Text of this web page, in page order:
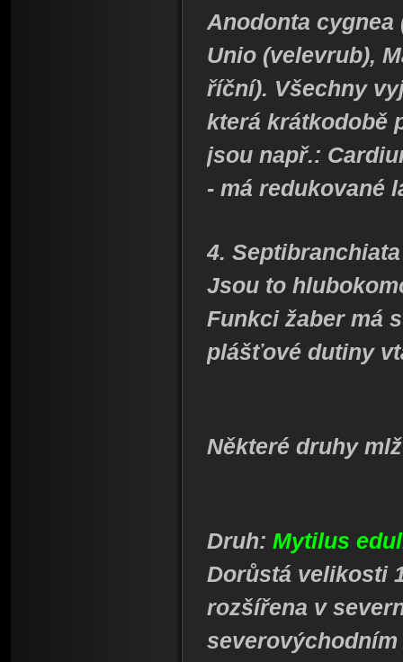
Anodonta cygnea
Unio (velevrub),
říční). Všechny
která krátkodobě
jsou např.:
- má redukované
4. Septibranchiata
Jsou to
Funkci žaber má
plášťové dutiny
Některé druhy
Druh: Mytilus
Dorůstá velikosti
rozšířena v